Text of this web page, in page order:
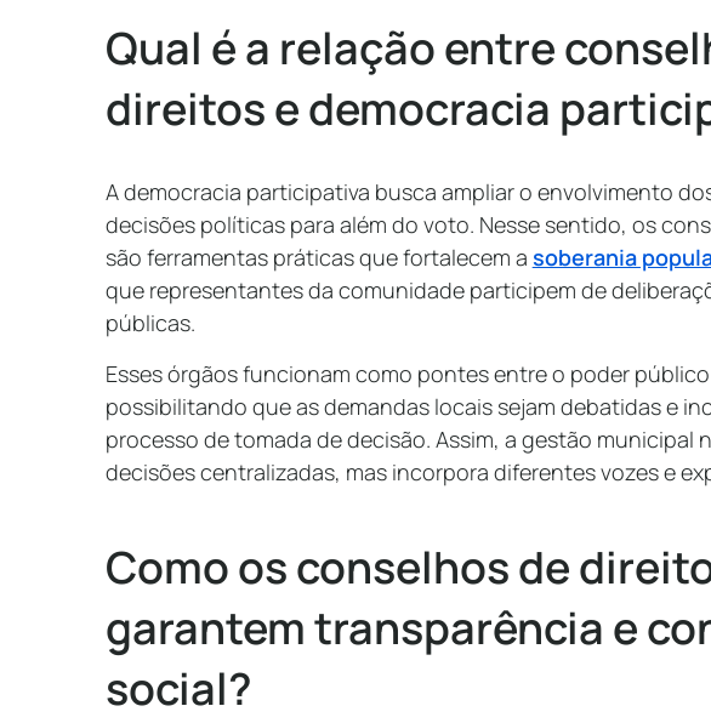
Qual é a relação entre
direitos e democracia
A democracia participativa busca ampliar o envolvimento
decisões políticas para além do voto. Nesse sentido, os
são ferramentas práticas que fortalecem a soberania
que representantes da comunidade participem de
públicas.
Esses órgãos funcionam como pontes entre o poder
possibilitando que as demandas locais sejam debatidas e
processo de tomada de decisão. Assim, a gestão municipal
decisões centralizadas, mas incorpora diferentes vozes e
Como os conselhos de
garantem transparência e
social?